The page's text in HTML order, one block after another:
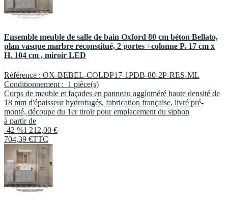
Ensemble meuble de salle de bain Oxford 80 cm béton Bellato,
plan vasque marbre reconstitué, 2 portes +colonne P. 17 cm x
H. 104 cm , miroir LED
Référence : OX-BEBEL-COLDP17-1PDB-80-2P-RES-ML
Conditionnement : 1 pièce(s)
Corps de meuble et façades en panneau aggloméré haute densité de
18 mm d'épaisseur hydrofugés, fabrication française, livré pré-
monté, découpe du 1er tiroir pour emplacement du siphon
à partir de
-42 %1 212,00 €
704,39 €TTC